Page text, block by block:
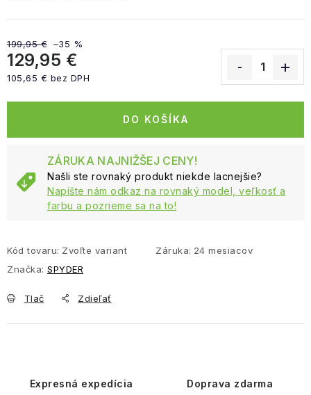
199,95 € –35 %
129,95 €
105,65 € bez DPH
DO KOŠÍKA
ZÁRUKA NAJNIŽŠEJ CENY!
Našli ste rovnaký produkt niekde lacnejšie?
Napíšte nám odkaz na rovnaký model, veľkosť a
farbu a pozrieme sa na to!
Kód tovaru: Zvoľte variant Záruka: 24 mesiacov
Značka: SPYDER
Tlač Zdieľať
Expresná expedícia Doprava zdarma